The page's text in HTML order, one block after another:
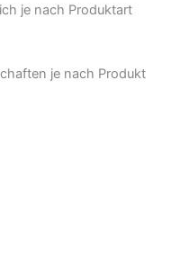
je nach Produktart
je nach Produkt